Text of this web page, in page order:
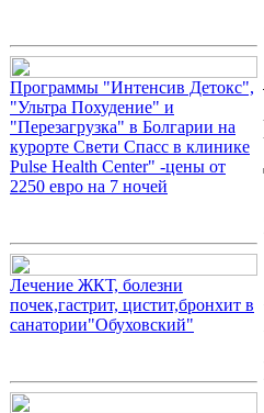
Программы "Интенсив Детокс",
"Ультра Похудение" и
"Перезагрузка" в Болгарии на
курорте Свети Спасс в клинике
Pulse Health Center" -цены от
2250 евро на 7 ночей
Лечение ЖКТ, болезни
почек,гастрит, цистит,бронхит в
санатории"Обуховский"